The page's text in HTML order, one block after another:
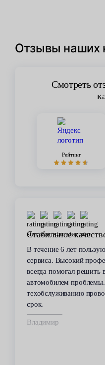
Отзывы наших
Смотреть
Рейтинг
Стабильное
В течение 6 лет
сервиса. Высокий
всегда помогал решить
автомобилем
техобслуживанию
срок.
Владимир